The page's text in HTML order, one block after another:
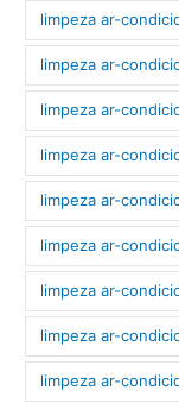
limpeza ar-
limpeza ar-
limpeza ar-
limpeza ar-
limpeza ar-
limpeza ar-
limpeza ar-
limpeza ar-
limpeza ar-